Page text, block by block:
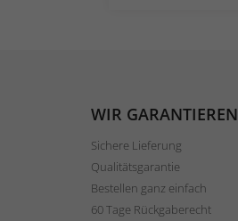
WIR GARANTIEREN
Sichere Lieferung
Qualitätsgarantie
Bestellen ganz einfach
60 Tage Rückgaberecht